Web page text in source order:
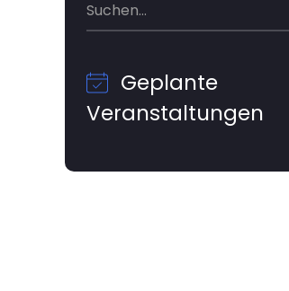
Geplante
Veranstaltungen